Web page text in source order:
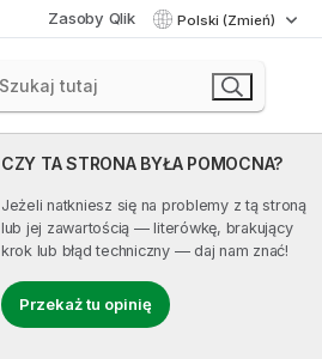
Zasoby Qlik Polski (Zmień)
CZY TA STRONA BYŁA POMOCNA?
Jeżeli natkniesz się na problemy z tą stroną
lub jej zawartością — literówkę, brakujący
krok lub błąd techniczny — daj nam znać!
Przekaż tu opinię